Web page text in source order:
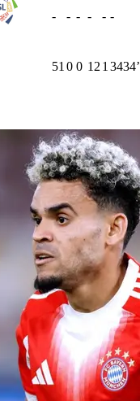
- - - - - -
51 0 0 12 1 3434ʼ